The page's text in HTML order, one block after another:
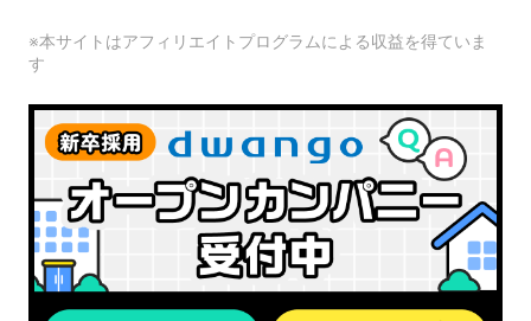
※本サイトはアフィリエイトプログラムによる収益を得ていま
す